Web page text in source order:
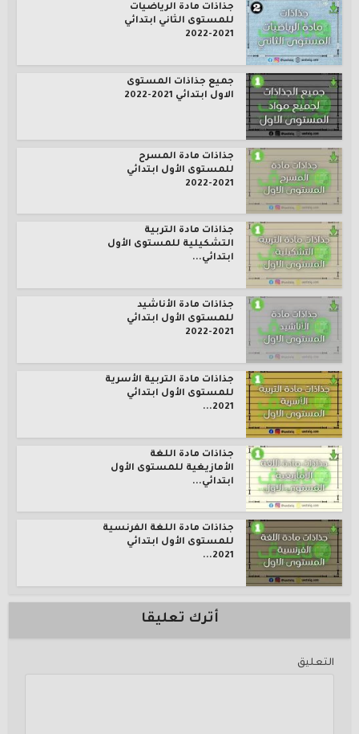
جذاذات مادة الرياضيات
للمستوى الثاني ابتدائي
2021-2022
جميع جذاذات المستوى
الاول ابتدائي 2021-2022
جذاذات مادة المسرح
للمستوى الأول ابتدائي
2021-2022
جذاذات مادة التربية
التشكيلية للمستوى الأول
ابتدائي...
جذاذات مادة الأناشيد
للمستوى الأول ابتدائي
2021-2022
جذاذات مادة التربية الأسرية
للمستوى الأول ابتدائي
2021...
جذاذات مادة اللغة
الأمازيغية للمستوى الأول
ابتدائي...
جذاذات مادة اللغة الفرنسية
للمستوى الأول ابتدائي
2021...
أترك تعليقا
التعليق